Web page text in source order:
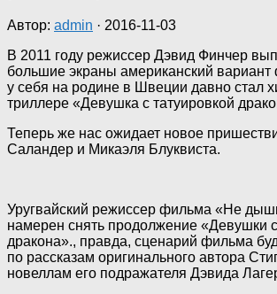
Автор: admin · 2016-11-03
В 2011 году режиссер Дэвид Финчер
большие экраны американский
у себя на родине в Швеции давно стал
триллере «Девушка с татуировкой
Теперь же нас ожидает новое
Саландер и Микаэля Блуквиста.
Уругвайский режиссер фильма «Не
намерен снять продолжение «Девушки с
дракона»., правда, сценарий фильма
по рассказам оригинального автора
новеллам его подражателя Дэвида